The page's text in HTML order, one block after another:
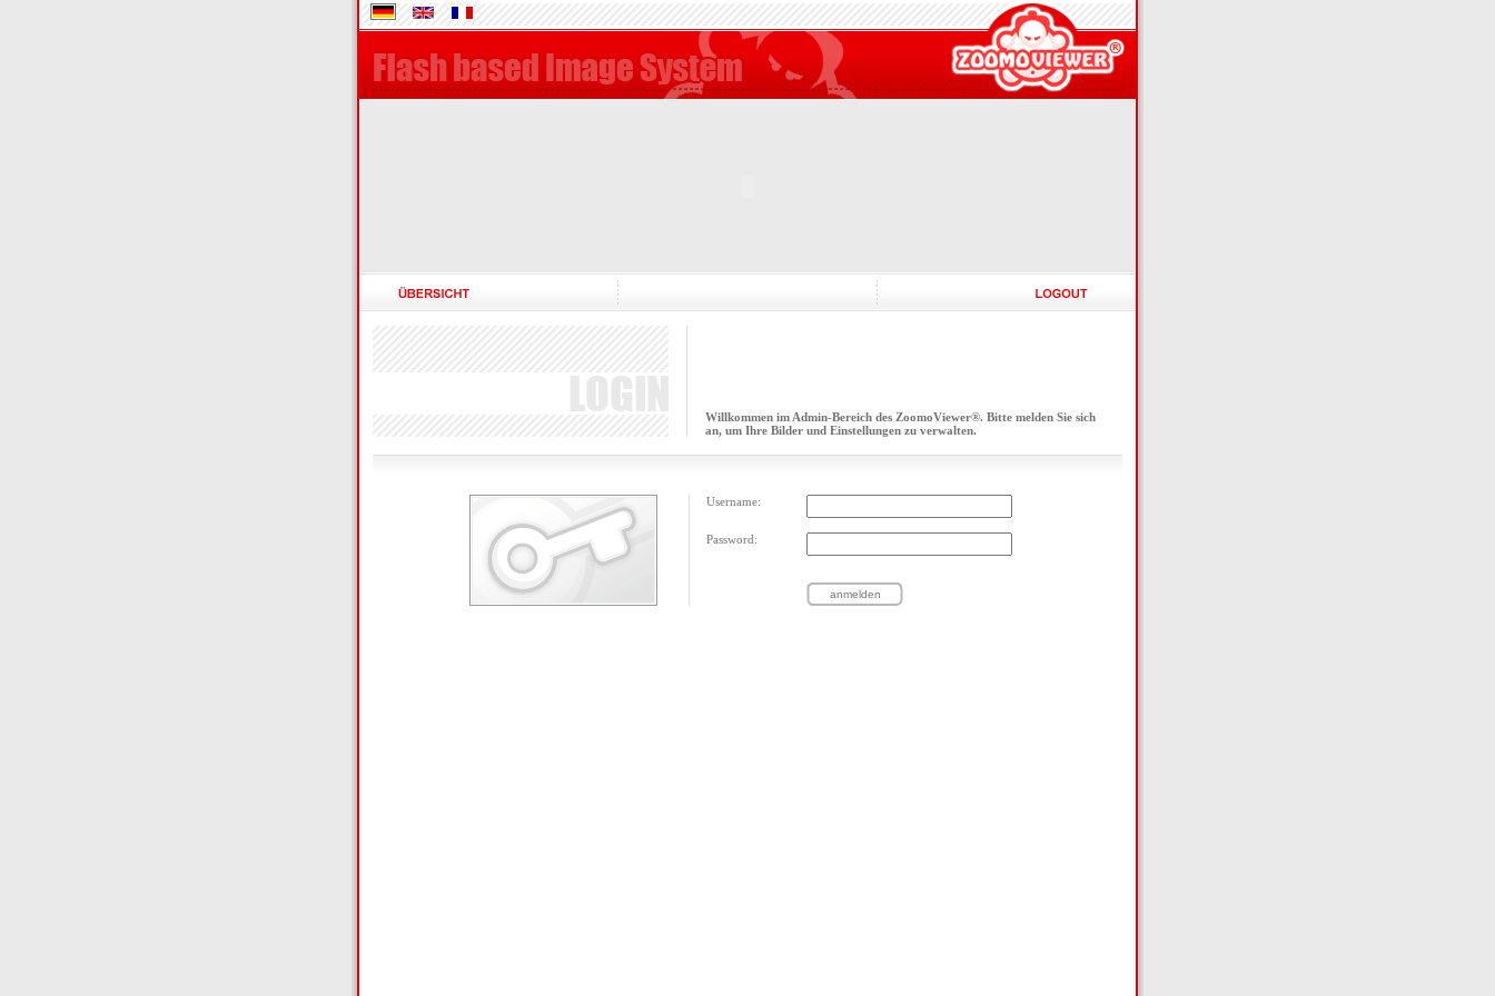
Willkommen im Admin-Bereich des ZoomoViewer®. Bitte melden Sie sich
an, um Ihre Bilder und Einstellungen zu verwalten.
Username:
Password: